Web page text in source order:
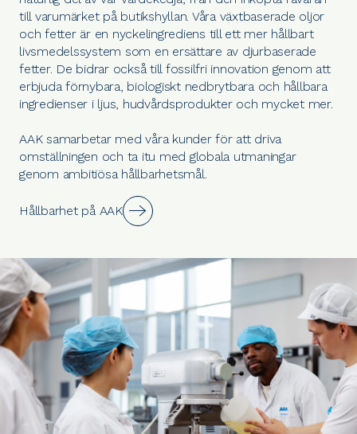
till varumärket på butikshyllan. Våra växtbaserade oljor
och fetter är en nyckelingrediens till ett mer hållbart
livsmedelssystem som en ersättare av djurbaserade
fetter. De bidrar också till fossilfri innovation genom att
erbjuda förnybara, biologiskt nedbrytbara och hållbara
ingredienser i ljus, hudvårdsprodukter och mycket mer.
AAK samarbetar med våra kunder för att driva
omställningen och ta itu med globala utmaningar
genom ambitiösa hållbarhetsmål.
Hållbarhet på AAK